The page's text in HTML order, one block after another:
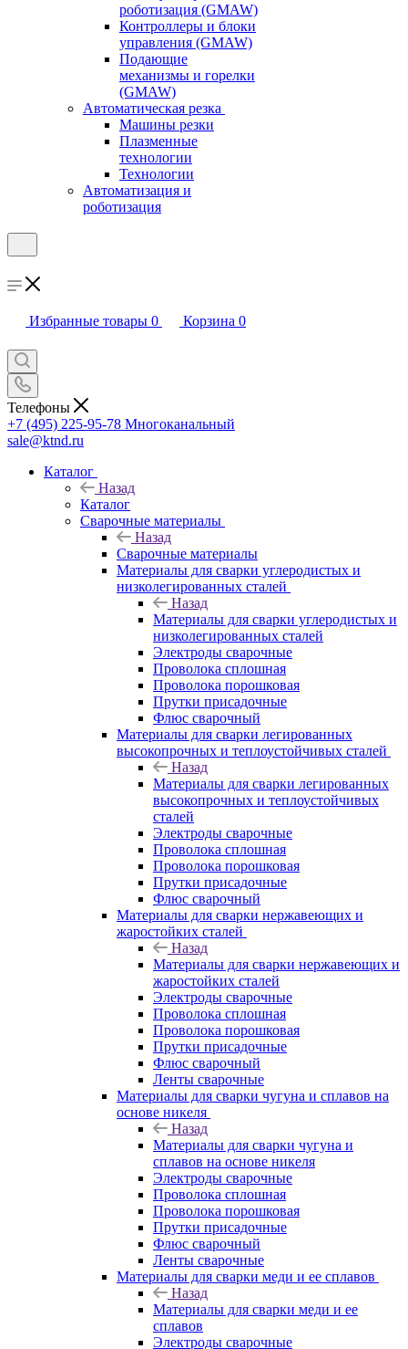
роботизация (GMAW)
Контроллеры и блоки
управления (GMAW)
Подающие
механизмы и горелки
(GMAW)
Автоматическая резка
Машины резки
Плазменные
технологии
Технологии
Автоматизация и
роботизация
Избранные товары 0 Корзина 0
Телефоны
+7 (495) 225-95-78 Многоканальный
sale@ktnd.ru
Каталог
Назад
Каталог
Сварочные материалы
Назад
Сварочные материалы
Материалы для сварки углеродистых и
низколегированных сталей
Назад
Материалы для сварки углеродистых и
низколегированных сталей
Электроды сварочные
Проволока сплошная
Проволока порошковая
Прутки присадочные
Флюс сварочный
Материалы для сварки легированных
высокопрочных и теплоустойчивых сталей
Назад
Материалы для сварки легированных
высокопрочных и теплоустойчивых
сталей
Электроды сварочные
Проволока сплошная
Проволока порошковая
Прутки присадочные
Флюс сварочный
Материалы для сварки нержавеющих и
жаростойких сталей
Назад
Материалы для сварки нержавеющих и
жаростойких сталей
Электроды сварочные
Проволока сплошная
Проволока порошковая
Прутки присадочные
Флюс сварочный
Ленты сварочные
Материалы для сварки чугуна и сплавов на
основе никеля
Назад
Материалы для сварки чугуна и
сплавов на основе никеля
Электроды сварочные
Проволока сплошная
Проволока порошковая
Прутки присадочные
Флюс сварочный
Ленты сварочные
Материалы для сварки меди и ее сплавов
Назад
Материалы для сварки меди и ее
сплавов
Электроды сварочные